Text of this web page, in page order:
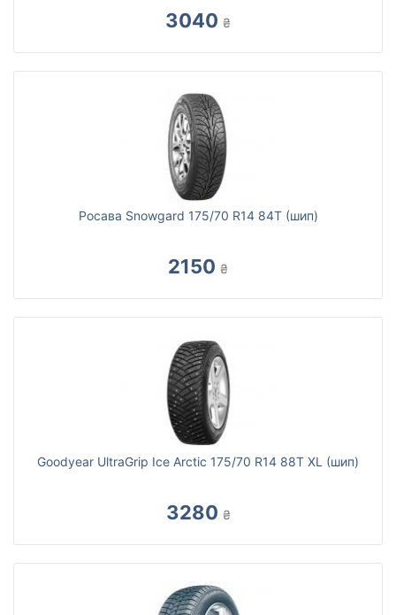
3040 ₴
Росава Snowgard 175/70 R14 84T (шип)
2150 ₴
Goodyear UltraGrip Ice Arctic 175/70 R14 88T XL (шип)
3280 ₴